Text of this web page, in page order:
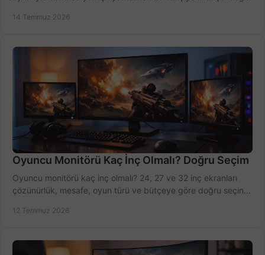
14 Temmuz 2026
Oyuncu Monitörü Kaç İnç Olmalı? Doğru Seçim
Oyuncu monitörü kaç inç olmalı? 24, 27 ve 32 inç ekranları
çözünürlük, mesafe, oyun türü ve bütçeye göre doğru seçin,
12 Temmuz 2026